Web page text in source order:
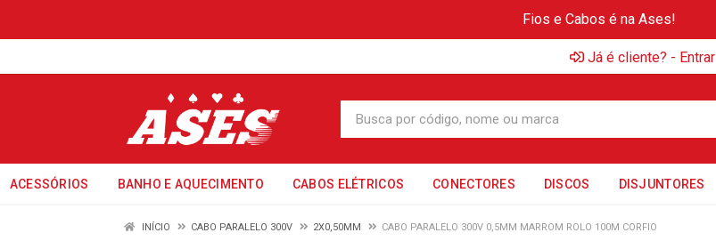
Fios e Cabos é na Ases!
Já é cliente? - Entrar
ACESSÓRIOS BANHO E AQUECIMENTO CABOS ELÉTRICOS CONECTORES DISCOS DISJUNTORES
INÍCIO CABO PARALELO 300V 2X0,50MM CABO PARALELO 300V 0,5MM MARROM ROLO 100M CORFIO